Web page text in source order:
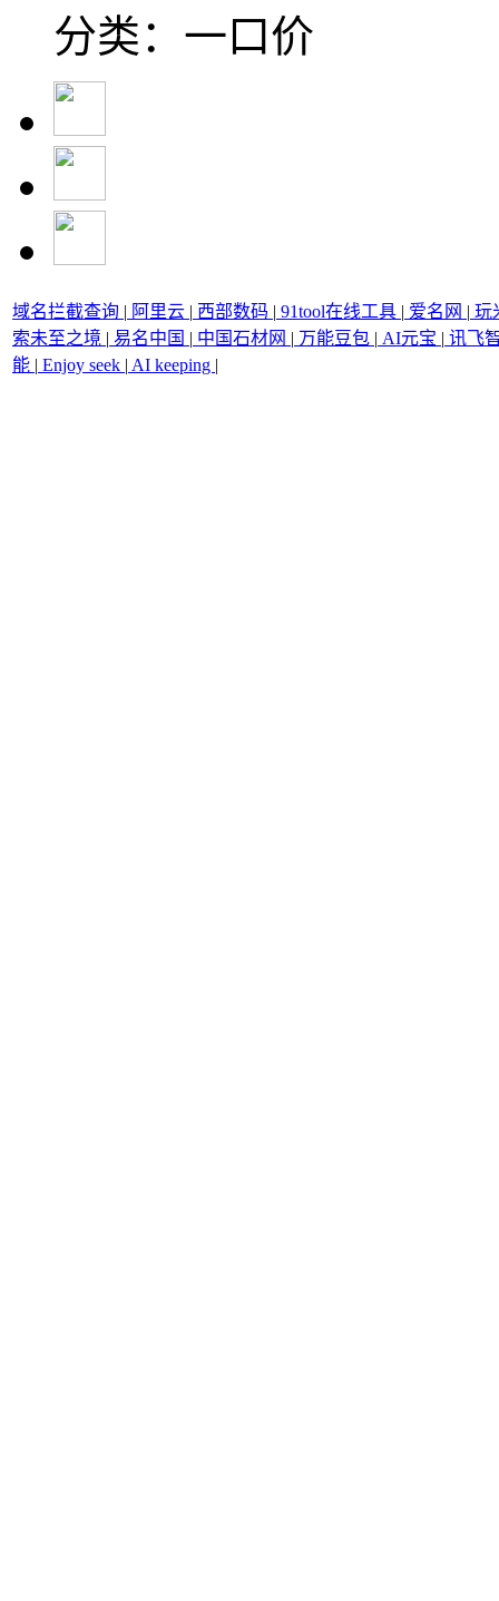
分类：一口价
域名拦截查询 | 阿里云 | 西部数码 | 91tool在线工具 | 爱名网 | 玩
索未至之境 | 易名中国 | 中国石材网 | 万能豆包 | AI元宝 | 讯飞
能 | Enjoy seek | AI keeping |